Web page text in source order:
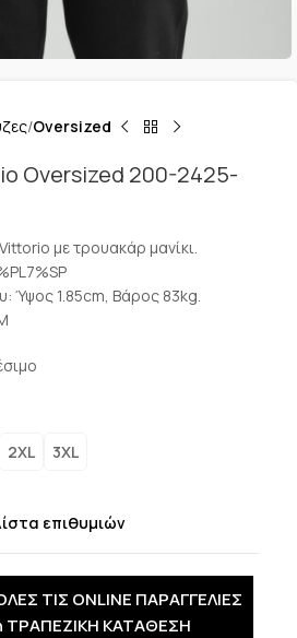
Oversized
Oversized 200-2425-
με τρουακάρ μανίκι.
Ύψος 1.85cm, Βάρος 83kg.
2XL 3XL
επιθυμιών
ΤΙΣ ONLINE ΠΑΡΑΓΓΕΛΙΕΣ
ΤΡΑΠΕΖΙΚΗ ΚΑΤΑΘΕΣΗ